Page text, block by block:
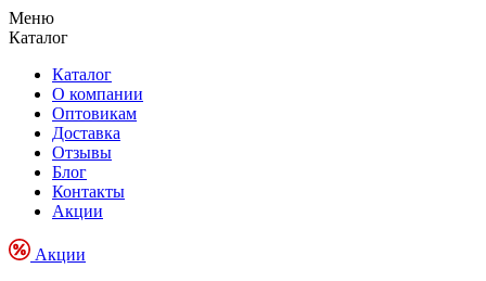
Меню
Каталог
Каталог
О компании
Оптовикам
Доставка
Отзывы
Блог
Контакты
Акции
Акции